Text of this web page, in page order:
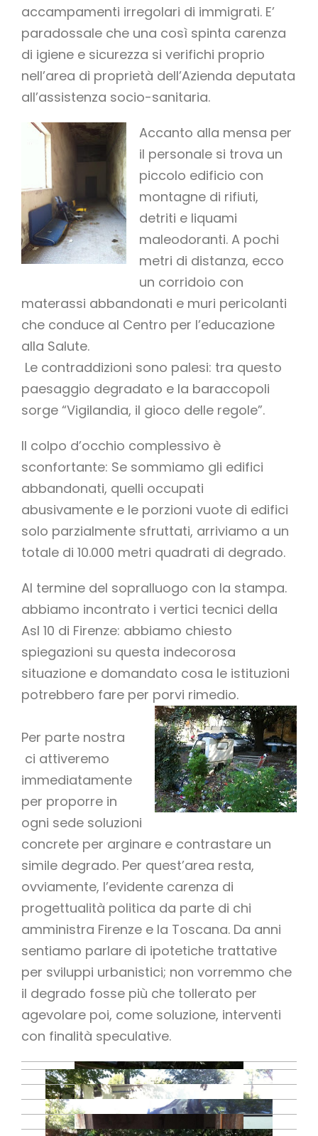
accampamenti irregolari di immigrati. E’
paradossale che una così spinta carenza
di igiene e sicurezza si verifichi proprio
nell’area di proprietà dell’Azienda deputata
all’assistenza socio-sanitaria.
Accanto alla mensa per
il personale si trova un
piccolo edificio con
montagne di rifiuti,
detriti e liquami
maleodoranti. A pochi
metri di distanza, ecco
un corridoio con
materassi abbandonati e muri pericolanti
che conduce al Centro per l’educazione
alla Salute.
Le contraddizioni sono palesi: tra questo
paesaggio degradato e la baraccopoli
sorge “Vigilandia, il gioco delle regole”.
Il colpo d’occhio complessivo è
sconfortante: Se sommiamo gli edifici
abbandonati, quelli occupati
abusivamente e le porzioni vuote di edifici
solo parzialmente sfruttati, arriviamo a un
totale di 10.000 metri quadrati di degrado.
Al termine del sopralluogo con la stampa.
abbiamo incontrato i vertici tecnici della
Asl 10 di Firenze: abbiamo chiesto
spiegazioni su questa indecorosa
situazione e domandato cosa le istituzioni
potrebbero fare per porvi rimedio.
Per parte nostra
ci attiveremo
immediatamente
per proporre in
ogni sede soluzioni
concrete per arginare e contrastare un
simile degrado. Per quest’area resta,
ovviamente, l’evidente carenza di
progettualità politica da parte di chi
amministra Firenze e la Toscana. Da anni
sentiamo parlare di ipotetiche trattative
per sviluppi urbanistici; non vorremmo che
il degrado fosse più che tollerato per
agevolare poi, come soluzione, interventi
con finalità speculative.